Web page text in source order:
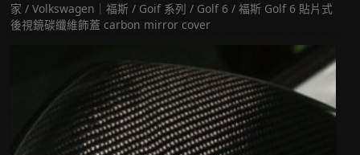
家 / Volkswagen｜福斯/ Goif 系列 / Golf 6 / 福斯 Golf 6 貼片式
後視鏡碳纖維飾蓋 carbon mirror cover